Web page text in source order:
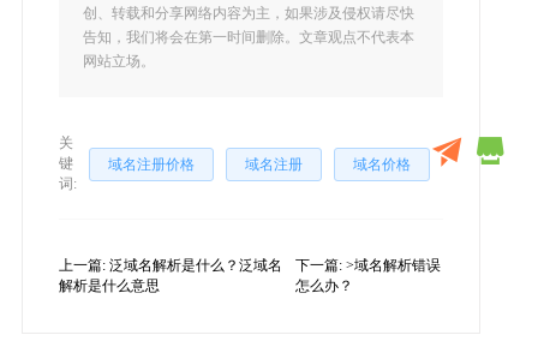
创、转载和分享网络内容为主，如果涉及侵权请尽快
告知，我们将会在第一时间删除。文章观点不代表本
网站立场。
关
键
词:
域名注册价格 域名注册 域名价格
上一篇: 泛域名解析是什么？泛域名
解析是什么意思
下一篇: >域名解析错误
怎么办？